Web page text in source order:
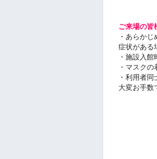
ご来場の
・あらか
症状がある
・施設入
・マスクの
・利用者
大変お手数